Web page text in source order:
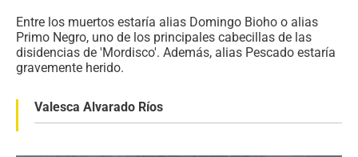
Entre los muertos estaría alias Domingo Bioho o alias
Primo Negro, uno de los principales cabecillas de las
disidencias de 'Mordisco'. Además, alias Pescado estaría
gravemente herido.
Valesca Alvarado Ríos